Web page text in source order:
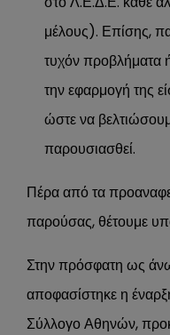
μέλους). Επίσης,
τυχόν προβλήματα
την εφαρμογή της
ώστε να
παρουσιασθεί.
Πέρα από τα
παρούσας, θέτουμε
Στην πρόσφατη ως
αποφασίστηκε η
Σύλλογο Αθηνών,